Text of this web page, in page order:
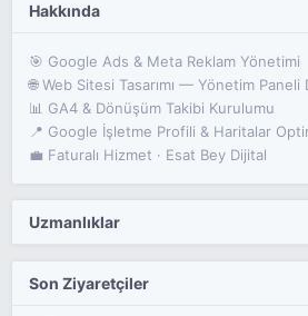
Hakkında
🎯 Google Ads & Meta Reklam Yönetimi
🌐 Web Sitesi Tasarımı — Yönetim Paneli
📊 GA4 & Dönüşüm Takibi Kurulumu
📍 Google İşletme Profili & Haritalar
💼 Faturalı Hizmet · Esat Bey Dijital
Uzmanlıklar
Son Ziyaretçiler